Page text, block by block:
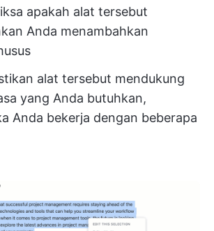
apakah alat tersebut
Anda menambahkan
alat tersebut mendukung
yang Anda butuhkan,
Anda bekerja dengan beberapa